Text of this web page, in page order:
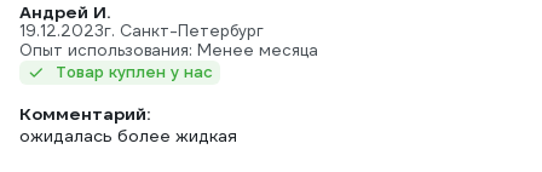
Андрей И.
19.12.2023г. Санкт-Петербург
Опыт использования: Менее месяца
Товар куплен у нас
Комментарий:
ожидалась более жидкая